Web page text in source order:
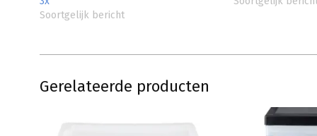
Soortgelijk bericht
Gerelateerde producten